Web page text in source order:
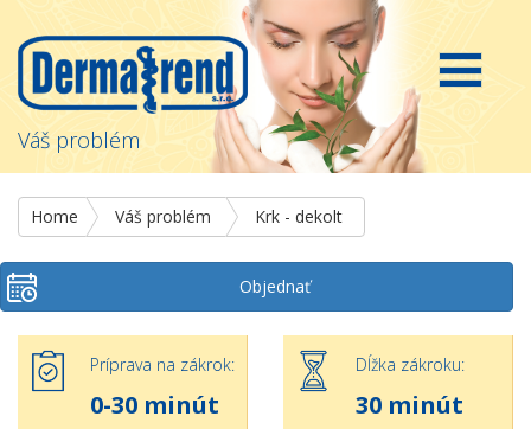
Váš problém
Home Váš problém Krk - dekolt
Objednať
Príprava na zákrok:
0-30 minút
Dĺžka zákroku:
30 minút